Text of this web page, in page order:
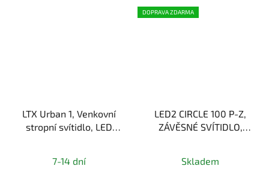
LTX Urban 1, Venkovní
stropní svítidlo, LED
7-14 dní
DOPRAVA ZDARMA
LED2 CIRCLE 100 P-Z,
ZÁVĚSNÉ SVÍTIDLO,
hodnocení
Skladem